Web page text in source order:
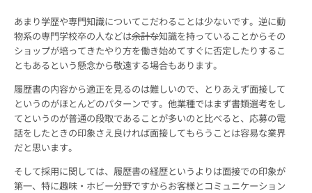
あまり学歴や専門知識についてこだわることは少ないです。逆に動
物系の専門学校卒の人などは余計な知識を持っていることからその
ショップが培ってきたやり方を働き始めてすぐに否定したりするこ
ともあるという懸念から敬遠する場合もあります。
履歴書の内容から適正を見るのは難しいので、とりあえず面接して
というのがほとんどのパターンです。他業種ではまず書類選考をし
てというのが普通の段取であることが多いのと比べると、応募の電
話をしたときの印象さえ良ければ面接してもらうことは容易な業界
だと思います。
そして採用に関しては、履歴書の経歴というよりは面接での印象が
第一、特に趣味・ホビー分野ですからお客様とコミュニケーション